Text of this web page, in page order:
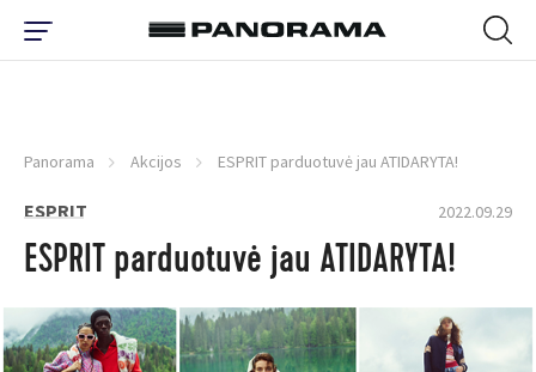
Panorama Akcijos ESPRIT parduotuvė jau ATIDARYTA!
ESPRIT 2022.09.29
ESPRIT parduotuvė jau ATIDARYTA!